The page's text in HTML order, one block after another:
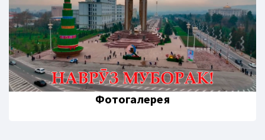
Фотогалерея